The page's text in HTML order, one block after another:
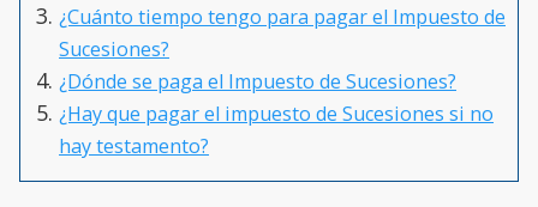
¿Cuánto tiempo tengo para pagar el Impuesto de
Sucesiones?
¿Dónde se paga el Impuesto de Sucesiones?
¿Hay que pagar el impuesto de Sucesiones si no
hay testamento?